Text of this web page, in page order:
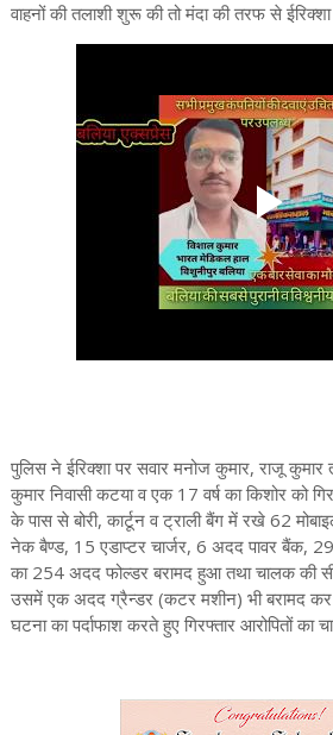
वाहनों की तलाशी शुरू की तो मंदा की तरफ से
पुलिस ने ईरिक्शा पर सवार मनोज कुमार, राजू कुमार
कुमार निवासी कटया व एक 17 वर्ष का किशोर को
के पास से बोरी, कार्टून व ट्राली बैंग में रखे 62
नेक बैण्ड, 15 एडाप्टर चार्जर, 6 अदद पावर बैंक,
का 254 अदद फोल्डर बरामद हुआ तथा चालक की
उसमें एक अदद ग्रैन्डर (कटर मशीन) भी बरामद कर
घटना का पर्दाफाश करते हुए गिरफ्तार आरोपितों का